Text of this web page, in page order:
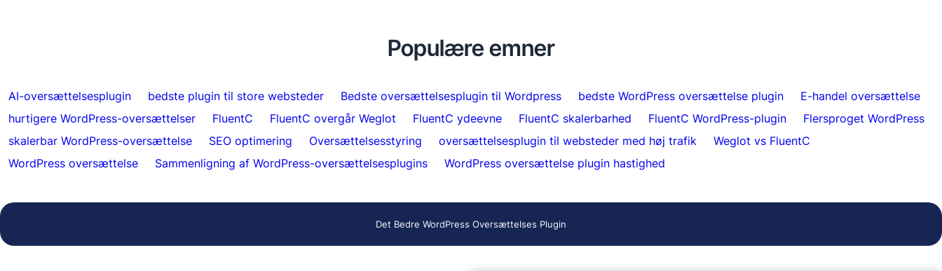
Populære emner
AI-oversættelsesplugin bedste plugin til store websteder Bedste oversættelsesplugin til Wordpress bedste WordPress oversættelse plugin
E-handel oversættelse
hurtigere WordPress-oversættelser
FluentC FluentC overgår Weglot FluentC ydeevne FluentC skalerbarhed FluentC WordPress-plugin
Flersproget WordPress
skalerbar WordPress-oversættelse
SEO optimering Oversættelsesstyring oversættelsesplugin til websteder med høj trafik
Weglot vs FluentC
WordPress oversættelse
Sammenligning af WordPress-oversættelsesplugins WordPress oversættelse plugin hastighed
Det Bedre WordPress Oversættelses Plugin